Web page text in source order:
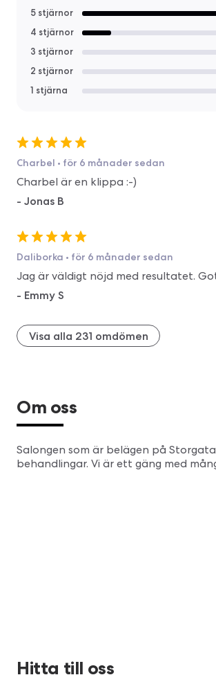
5 stjärnor
4 stjärnor
3 stjärnor
2 stjärnor
1 stjärna
Charbel • för 6 månader sedan
Charbel är en klippa :-)
- Jonas B
Daliborka • för 6 månader sedan
Jag är väldigt nöjd med resultatet.
- Emmy S
Visa alla 231 omdömen
Om oss
Salongen som är belägen på
behandlingar. Vi är ett gäng med
Hitta till oss